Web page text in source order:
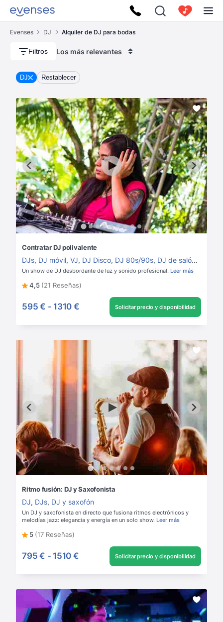
Evenses DJ Alquiler de DJ para bodas
Filtros Los más relevantes
DJ Restablecer
Contratar DJ polivalente
DJs, DJ móvil, VJ, DJ Disco, DJ 80s/90s, DJ de salón ,
Un show de DJ desbordante de luz y sonido profesional. Leer más
4,5 (21 Reseñas)
595 € - 1310 € Solicitar precio y disponibilidad
Ritmo fusión: DJ y Saxofonista
DJ, DJs, DJ y saxofón
Un DJ y saxofonista en directo que fusiona ritmos electrónicos y
melodías jazz: elegancia y energía en un solo show. Leer más
5 (17 Reseñas)
795 € - 1510 € Solicitar precio y disponibilidad